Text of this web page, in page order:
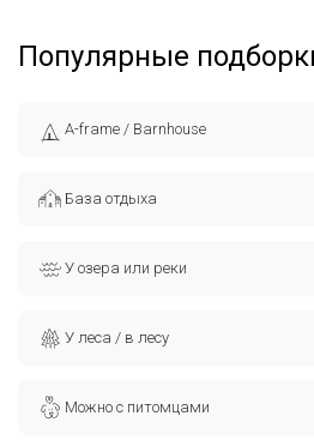
Широкий выбор домов и
посуточно представлен на
Популярные
A-frame / Barnhouse
База отдыха
У озера или реки
У леса / в лесу
Можно с питомцами